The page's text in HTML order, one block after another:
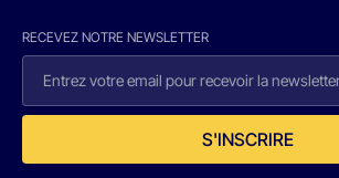
RECEVEZ NOTRE NEWSLETTER
S'INSCRIRE